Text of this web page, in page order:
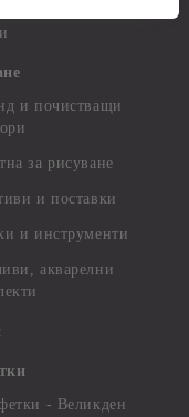
и почистващи
за рисуване
и поставки
и инструменти
акварелни
- Великден